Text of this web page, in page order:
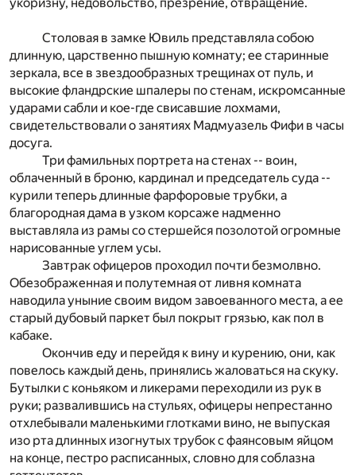
укоризну, недовольство, презрение, отвращение.
Столовая в замке Ювиль представляла собою
длинную, царственно пышную комнату; ее старинные
зеркала, все в звездообразных трещинах от пуль, и
высокие фландрские шпалеры по стенам, искромсанные
ударами сабли и кое-где свисавшие лохмами,
свидетельствовали о занятиях Мадмуазель Фифи в часы
досуга.
Три фамильных портрета на стенах -- воин,
облаченный в броню, кардинал и председатель суда --
курили теперь длинные фарфоровые трубки, а
благородная дама в узком корсаже надменно
выставляла из рамы со стершейся позолотой огромные
нарисованные углем усы.
Завтрак офицеров проходил почти безмолвно.
Обезображенная и полутемная от ливня комната
наводила уныние своим видом завоеванного места, а ее
старый дубовый паркет был покрыт грязью, как пол в
кабаке.
Окончив еду и перейдя к вину и курению, они, как
повелось каждый день, принялись жаловаться на скуку.
Бутылки с коньяком и ликерами переходили из рук в
руки; развалившись на стульях, офицеры непрестанно
отхлебывали маленькими глотками вино, не выпуская
изо рта длинных изогнутых трубок с фаянсовым яйцом
на конце, пестро расписанных, словно для соблазна